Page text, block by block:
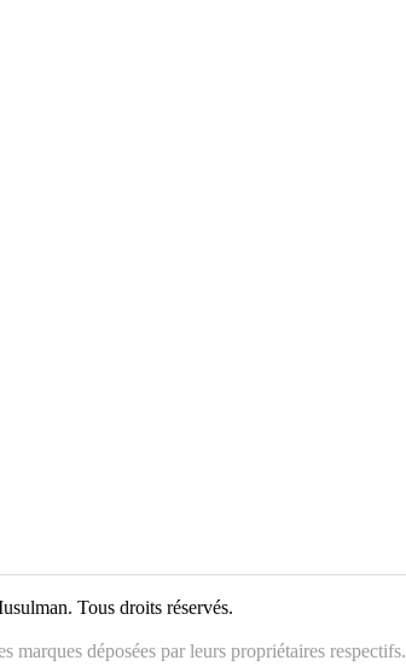
Tous droits réservés.
marques déposées par leurs propriétaires respectifs.